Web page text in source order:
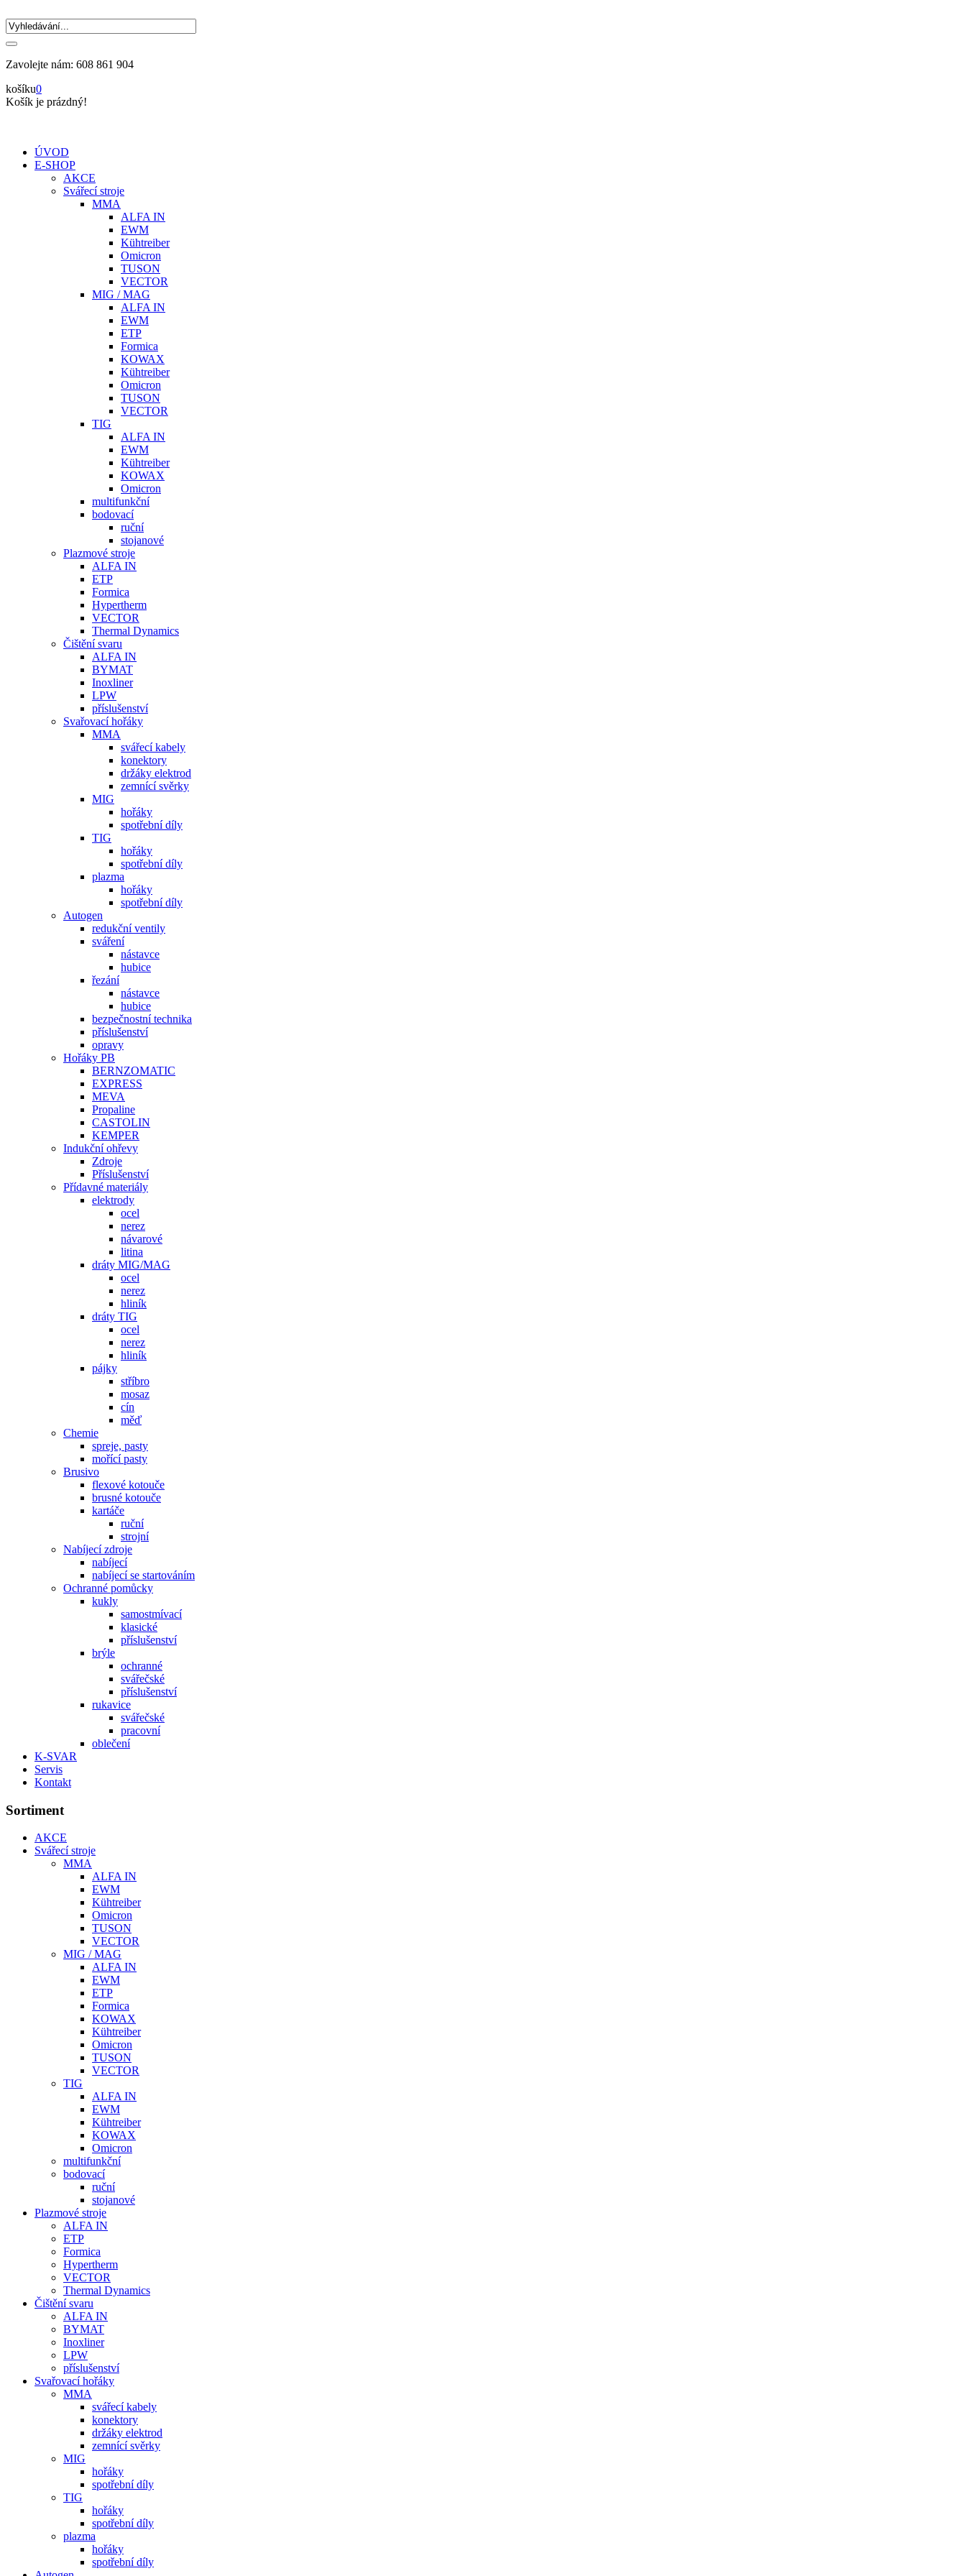
Zavolejte nám: 608 861 904
košíku0
Košík je prázdný!
ÚVOD
E-SHOP
AKCE
Svářecí stroje
MMA
ALFA IN
EWM
Kühtreiber
Omicron
TUSON
VECTOR
MIG / MAG
ALFA IN
EWM
ETP
Formica
KOWAX
Kühtreiber
Omicron
TUSON
VECTOR
TIG
ALFA IN
EWM
Kühtreiber
KOWAX
Omicron
multifunkční
bodovací
ruční
stojanové
Plazmové stroje
ALFA IN
ETP
Formica
Hypertherm
VECTOR
Thermal Dynamics
Čištění svaru
ALFA IN
BYMAT
Inoxliner
LPW
příslušenství
Svařovací hořáky
MMA
svářecí kabely
konektory
držáky elektrod
zemnící svěrky
MIG
hořáky
spotřební díly
TIG
hořáky
spotřební díly
plazma
hořáky
spotřební díly
Autogen
redukční ventily
sváření
nástavce
hubice
řezání
nástavce
hubice
bezpečnostní technika
příslušenství
opravy
Hořáky PB
BERNZOMATIC
EXPRESS
MEVA
Propaline
CASTOLIN
KEMPER
Indukční ohřevy
Zdroje
Příslušenství
Přídavné materiály
elektrody
ocel
nerez
návarové
litina
dráty MIG/MAG
ocel
nerez
hliník
dráty TIG
ocel
nerez
hliník
pájky
stříbro
mosaz
cín
měď
Chemie
spreje, pasty
mořící pasty
Brusivo
flexové kotouče
brusné kotouče
kartáče
ruční
strojní
Nabíjecí zdroje
nabíjecí
nabíjecí se startováním
Ochranné pomůcky
kukly
samostmívací
klasické
příslušenství
brýle
ochranné
svářečské
příslušenství
rukavice
svářečské
pracovní
oblečení
K-SVAR
Servis
Kontakt
Sortiment
AKCE
Svářecí stroje
MMA
ALFA IN
EWM
Kühtreiber
Omicron
TUSON
VECTOR
MIG / MAG
ALFA IN
EWM
ETP
Formica
KOWAX
Kühtreiber
Omicron
TUSON
VECTOR
TIG
ALFA IN
EWM
Kühtreiber
KOWAX
Omicron
multifunkční
bodovací
ruční
stojanové
Plazmové stroje
ALFA IN
ETP
Formica
Hypertherm
VECTOR
Thermal Dynamics
Čištění svaru
ALFA IN
BYMAT
Inoxliner
LPW
příslušenství
Svařovací hořáky
MMA
svářecí kabely
konektory
držáky elektrod
zemnící svěrky
MIG
hořáky
spotřební díly
TIG
hořáky
spotřební díly
plazma
hořáky
spotřební díly